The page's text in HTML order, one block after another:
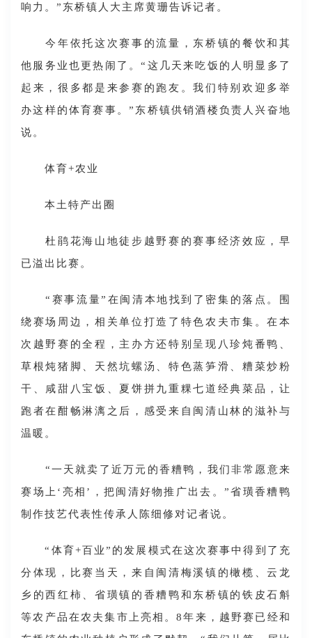
响力。”东桥镇人大主席黄珊告诉记者。
今年依托这次赛事的流量，东桥镇的餐饮和其
他服务业也更热闹了。“这几天来吃饭的人明显多了
起来，很多都是来参赛的跑友。我们特别欢迎多举
办这样的体育赛事。”东桥镇供销酒楼负责人兴奋地
说。
体育+农业
本土特产出圈
杜鹃花海山地徒步越野赛的赛事经济效应，早
已溢出比赛。
“赛事流量”在闽清本地找到了密集的落点。围
绕赛场周边，相关单位打造了特色农夫市集。在本
次越野赛的全程，主办方还特别呈现八珍炖番鸭、
草根炖猪脚、天然坑螺汤、特色蒸笋滑、糟菜炒粉
干、咸甜八宝饭、夏饼拼九重粿七道经典菜品，让
跑者在酣畅淋漓之后，感受来自闽清山林的滋补与
温暖。
“一天就卖了近万元的香糟鸭，我们非常愿意来
赛场上‘亮相’，把闽清好物推广出去。”省璜香糟鸭
制作技艺代表性传承人陈细修对记者说。
“体育+百业”的发展模式在这次赛事中得到了充
分体现，比赛当天，来自闽清梅溪镇的橄榄、云龙
乡的西红柿、省璜镇的香糟鸭和东桥镇的铁皮石斛
等农产品在农夫集市上亮相。8年来，越野赛已经和